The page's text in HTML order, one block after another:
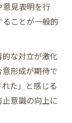
ント再発防
ポイント
める理由
態度とは
意見表明を行
ことが一般的
な対立が激化
形成が期待で
た」と感じる
意識の向上に